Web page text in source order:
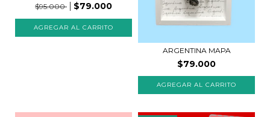
$95.000
$79.000
AGREGAR AL CARRITO
ARGENTINA MAPA
$79.000